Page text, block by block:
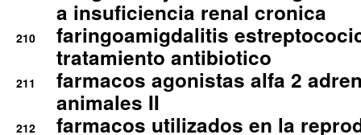
a insuficiencia renal cronica
210
faringoamigdalitis
tratamiento antibiotico
211
farmacos agonistas alfa 2
animales II
212
farmacos utilizados en la